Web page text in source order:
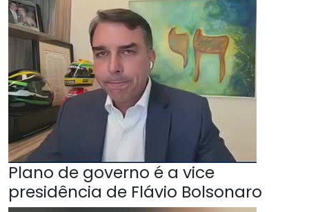
Plano de governo é a vice
presidência de Flávio Bolsonaro